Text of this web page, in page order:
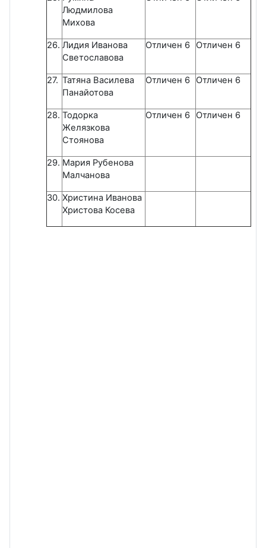
Людмилова
Михова
26. Лидия Иванова
Светославова
Отличен 6 Отличен 6
27. Татяна Василева
Панайотова
Отличен 6 Отличен 6
28. Тодорка
Желязкова
Стоянова
Отличен 6 Отличен 6
29. Мария Рубенова
Малчанова
30. Христина Иванова
Христова Косева